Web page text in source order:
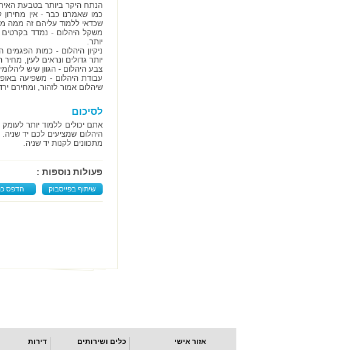
הנתח היקר ביותר בטבעת האירוסין הוא היהלום
כמו שאמרנו כבר - אין
שכדאי ללמוד עליהם זה ממה
יותר.
ניקיון היהלום - כמות
יותר גדולים ונראים לעין, מחיר
צבע היהלום - הגוון שיש
עבודת היהלום - משפיעה
שיהלום אמור לזהור, ומחירם
לסיכום
אתם יכולים ללמוד יותר
היהלום שמציעים לכם יד
מתכוונים לקנות יד שניה.
פעולות נוספות :
שיתוף בפייסבוק הדפס
אזור אישי כלים ושירותים דירות